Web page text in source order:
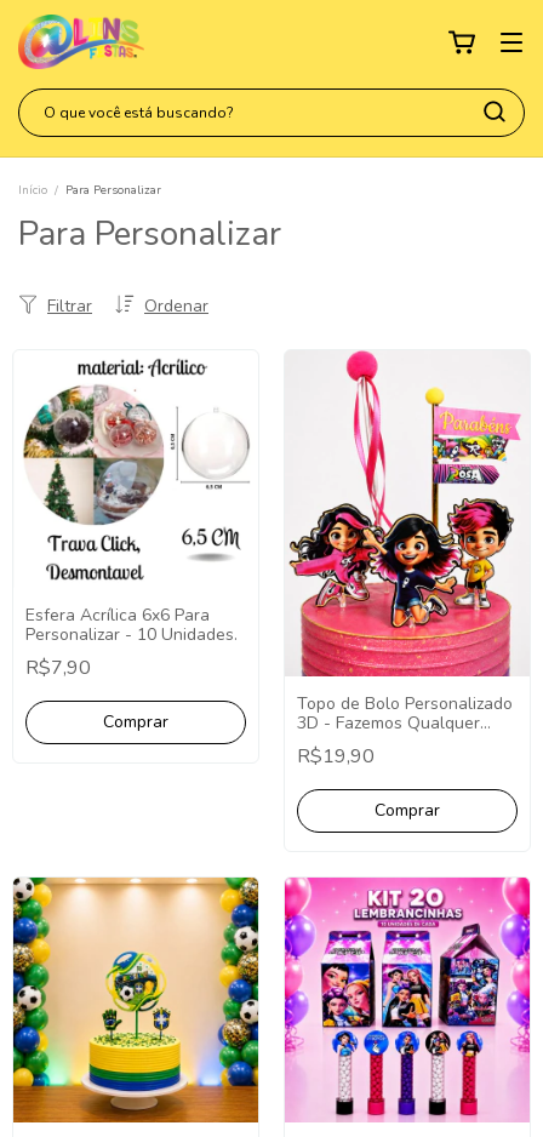
Início / Para Personalizar
Para Personalizar
Ordenar
Filtrar
Esfera Acrílica 6x6 Para
Personalizar - 10 Unidades.
R$7,90
Topo de Bolo Personalizado
3D - Fazemos Qualquer
Tema - Decoração
Personalizada.
R$19,90